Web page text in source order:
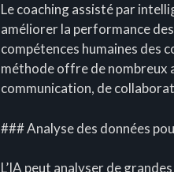
Le coaching assisté par
améliorer la performance
compétences humaines des
méthode offre de nombreux
communication, de
### Analyse des données
L’IA peut analyser de